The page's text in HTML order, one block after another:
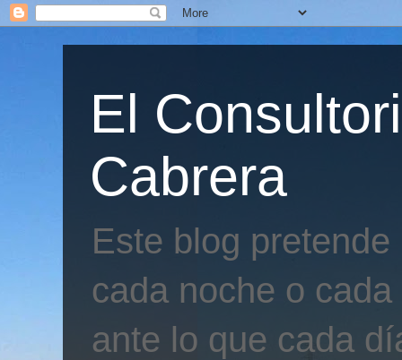
El
Cabrera
Este blog
cada noche o
ante lo que cada